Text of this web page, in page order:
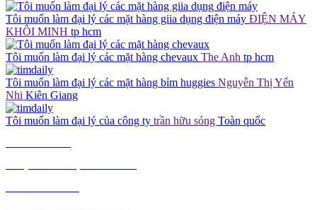
Tôi muốn làm đại lý các mặt hàng giia dụng điện máy ĐIỆN MÁY
KHÔI MINH tp hcm
Tôi muốn làm đại lý các mặt hàng chevaux The Anh tp hcm
Tôi muốn làm đại lý các mặt hàng bỉm huggies Nguyễn Thị Yến
Nhi Kiên Giang
Tôi muốn làm đại lý của công ty trần hữu sóng Toàn quốc